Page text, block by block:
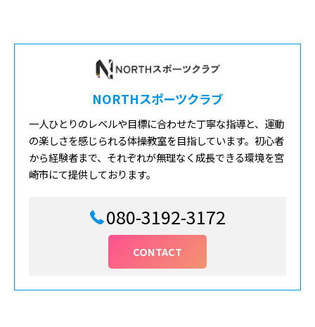
NORTHスポーツクラブ
一人ひとりのレベルや目標に合わせた丁寧な指導と、運動
の楽しさを感じられる体操教室を目指しています。初心者
から経験者まで、それぞれが無理なく成長できる環境を宮
崎市にて提供しております。
080-3192-3172
CONTACT